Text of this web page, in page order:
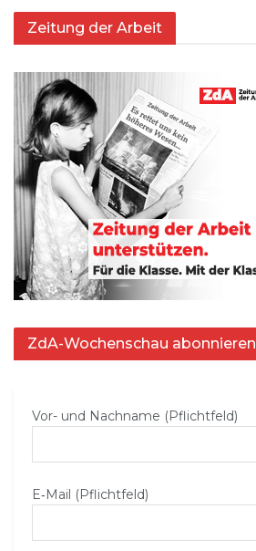
Zeitung der Arbeit
ZdA-Wochenschau abonnieren
Vor- und Nachname (Pflichtfeld)
E‑Mail (Pflichtfeld)